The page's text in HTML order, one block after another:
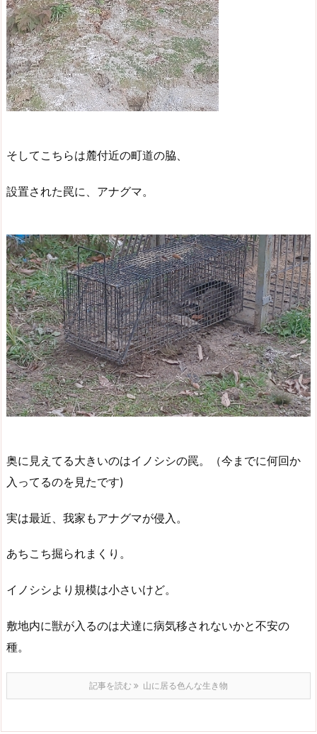
そしてこちらは麓付近の町道の脇、
設置された罠に、アナグマ。
奥に見えてる大きいのはイノシシの罠。（今までに何回か
入ってるのを見たです)
実は最近、我家もアナグマが侵入。
あちこち掘られまくり。
イノシシより規模は小さいけど。
敷地内に獣が入るのは犬達に病気移されないかと不安の
種。
記事を読む 山に居る色んな生き物